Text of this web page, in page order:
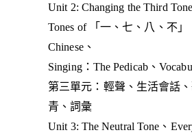
Unit 2: Changing the Third
Tones of 「一、七、八、不」
Chinese、
Singing：The Pedicab、
第三單元：輕聲、生活會話
青、詞彙
Unit 3: The Neutral Tone、